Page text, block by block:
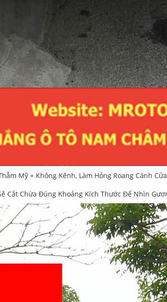
Mỹ + Không Kênh, Làm Hỏng Roang Cánh Cửa
Cắt Chừa Đúng Khoảng Kích Thước Để Nhìn